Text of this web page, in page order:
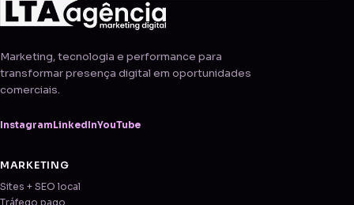
Marketing, tecnologia e performance para
transformar presença digital em oportunidades
comerciais.
Instagram LinkedInYouTube
MARKETING
Sites + SEO local